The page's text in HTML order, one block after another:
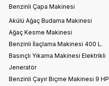
Benzinli Çapa Makinesi
Akülü Ağaç Budama Makinesi
Ağaç Kesme Makinesi
Benzinli İlaçlama Makinesi 400 L.
Basınçlı Yıkama Makinesi Elektrikli
Jeneratör
Benzinli Çayır Biçme Makinesi 9 HP